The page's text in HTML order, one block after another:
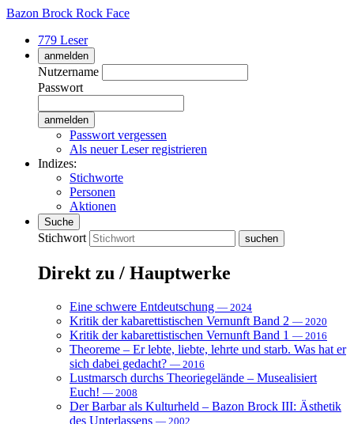
Bazon Brock Rock Face
779 Leser
anmelden
Nutzername
Passwort
Passwort vergessen
Als neuer Leser registrieren
Indizes:
Stichworte
Personen
Aktionen
Suche
Stichwort
Direkt zu / Hauptwerke
Eine schwere Entdeutschung — 2024
Kritik der kabarettistischen Vernunft Band 2 — 2020
Kritik der kabarettistischen Vernunft Band 1 — 2016
Theoreme – Er lebte, liebte, lehrte und starb. Was hat er
sich dabei gedacht? — 2016
Lustmarsch durchs Theoriegelände – Musealisiert
Euch! — 2008
Der Barbar als Kulturheld – Bazon Brock III: Ästhetik
des Unterlassens — 2002